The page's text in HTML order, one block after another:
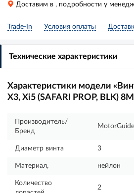
Доставим в , подробности у
Trade-In Условия оплаты
Технические характеристики
Характеристики модели
X3, Xi5 (SAFARI PROP, BLK)
Производитель/
Бренд
MotorGuide
Диаметр винта 3
Материал, нейлон
Количество
2